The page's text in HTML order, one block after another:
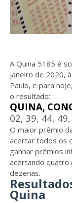
A Quina 5185 é
janeiro de 2020,
Paulo, e para
o resultado:
QUINA,
02, 39, 44,
O maior prêmio
acertar todos os
ganhar prêmios
acertando quatro
dezenas.
Quina